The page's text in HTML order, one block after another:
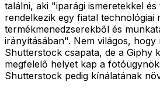
találni, aki "iparági ismeretekkel és
rendelkezik egy fiatal technológiai
termékmenedzserekből és
irányításában". Nem világos,
Shutterstock csapata, de a Giphy
megfelelő helyet kap a
Shutterstock pedig kínálatának